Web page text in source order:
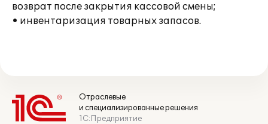
возврат после закрытия кассовой смены;
• инвентаризация товарных запасов.
Отраслевые
и специализированные решения
1С:Предприятие